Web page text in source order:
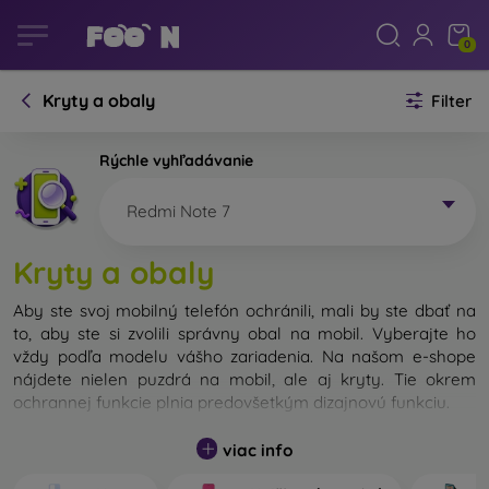
0
Kryty a obaly Filter
Rýchle vyhľadávanie
Redmi Note 7
Kryty a obaly
Aby ste svoj mobilný telefón ochránili, mali by ste dbať na
to, aby ste si zvolili správny obal na mobil. Vyberajte ho
vždy podľa modelu vášho zariadenia. Na našom e-shope
nájdete nielen puzdrá na mobil, ale aj kryty. Tie okrem
ochrannej funkcie plnia predovšetkým dizajnovú funkciu.
Kryt na mobil môžeme nazvať tiež zadný kryt. Je určený na
ochranu zadnej časti telefónu. Jednotlivé kryty na mobil sa
viac info